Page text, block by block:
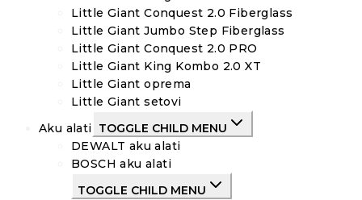
Little Giant Conquest 2.0 Fiberglass
Little Giant Jumbo Step Fiberglass
Little Giant Conquest 2.0 PRO
Little Giant King Kombo 2.0 XT
Little Giant oprema
Little Giant setovi
Aku alati TOGGLE CHILD MENU
DEWALT aku alati
BOSCH aku alati
TOGGLE CHILD MENU